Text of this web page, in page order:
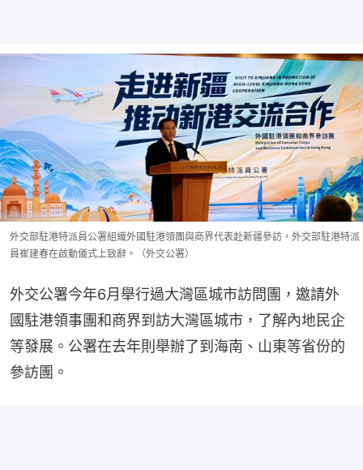
外交部駐港特派員公署組織外國駐港領團與商界代表赴新疆參訪，外交部駐港特派
員崔建春在啟動儀式上致辭。（外交公署）
外交公署今年6月舉行過大灣區城市訪問團，邀請外
國駐港領事團和商界到訪大灣區城市，了解內地民企
等發展。公署在去年則舉辦了到海南、山東等省份的
參訪團。